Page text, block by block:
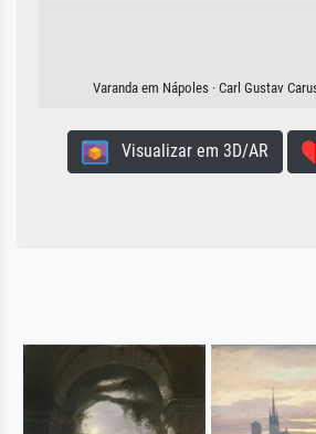
Varanda em Nápoles · Carl Gustav
Visualizar em 3D/AR